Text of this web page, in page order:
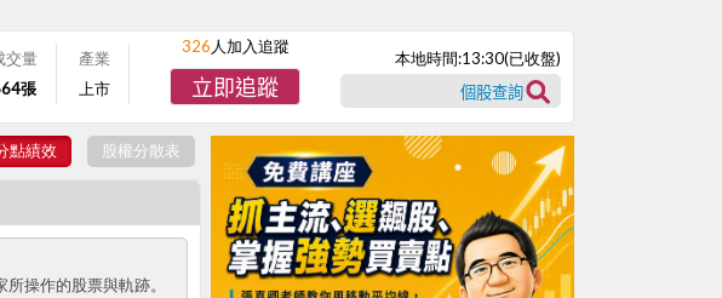
交量
張
產業
上市
326 人加入追蹤
立即追蹤
本地時間:13:30(已收盤)
點績效 股權分散表
操作的股票與軌跡。